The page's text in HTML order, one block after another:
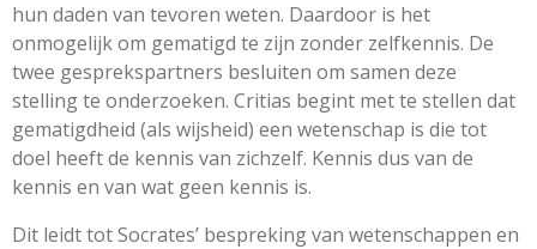
hun daden van tevoren weten. Daardoor is het
onmogelijk om gematigd te zijn zonder zelfkennis. De
twee gesprekspartners besluiten om samen deze
stelling te onderzoeken. Critias begint met te stellen dat
gematigdheid (als wijsheid) een wetenschap is die tot
doel heeft de kennis van zichzelf. Kennis dus van de
kennis en van wat geen kennis is.
Dit leidt tot Socrates’ bespreking van wetenschappen en